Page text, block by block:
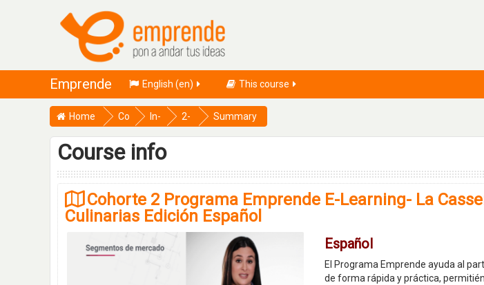
Emprende English ‎(en)‎ This course
Home
Co
urs
es
In-
Co
m
pa
ny
2-
PE
EL
EA
RN
IN
Summary
Course info
Cohorte 2 Programa Emprende E-Learning- La
Culinarias Edición Español
Español
El Programa Emprende ayuda al
de forma rápida y práctica,